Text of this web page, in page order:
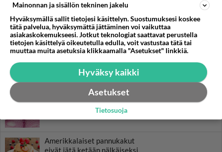
grillivastus päälle, tujauta
päälle cayennepippuria ja
pistä uuniin!
Kasvispiirakka saa mehevää
makua tomaatista, basilikasta
ja fetasta. Nauti
pikkuateriana salaatin
kanssa!
Marinoitu punasipuli täyttää
hampurilaiset ja hod dogit.
Amerikkalaiset pannukakut
eivät jätä ketään nälkäiseksi.
Mainonnan ja sisällön tekninen jakelu
Hyväksymällä sallit tietojesi käsittelyn. Suostumuksesi koskee
tätä palvelua, hyväksymättä jättäminen voi vaikuttaa
asiakaskokemukseesi. Jotkut teknologiat saattavat perustella
tietojen käsittelyä oikeutetulla edulla, voit vastustaa tätä tai
muuttaa muita asetuksia klikkaamalla "Asetukset" linkkiä.
Hyväksy kaikki
Asetukset
Tietosuoja